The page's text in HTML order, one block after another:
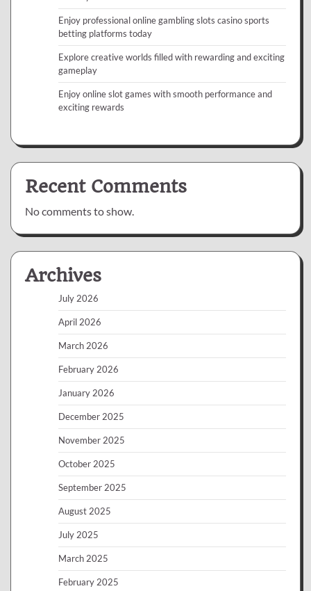
Enjoy professional online gambling slots casino sports
betting platforms today
Explore creative worlds filled with rewarding and exciting
gameplay
Enjoy online slot games with smooth performance and
exciting rewards
Recent Comments
No comments to show.
Archives
July 2026
April 2026
March 2026
February 2026
January 2026
December 2025
November 2025
October 2025
September 2025
August 2025
July 2025
March 2025
February 2025